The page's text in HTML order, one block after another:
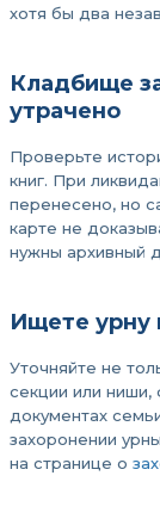
хотя бы два
Кладбище
утрачено
Проверьте
книг. При
перенесено, но
карте не
нужны архивный
Ищете урну
Уточняйте не
секции или ниши,
документах
захоронении
на странице о